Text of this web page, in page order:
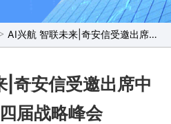
AI兴航 智联未来|奇安信受邀出席中兴通讯第四届战略峰会
|奇安信受邀出席中
届战略峰会